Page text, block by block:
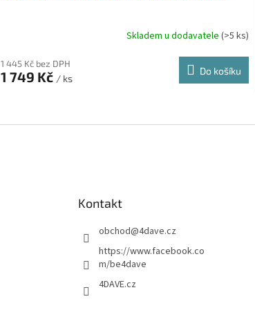
Skladem u dodavatele (>5 ks)
1 445 Kč bez DPH
1 749 Kč / ks
Do košíku
v
r
k
y
v
Kontakt
obchod@4dave.cz
https://www.facebook.co
m/be4dave
4DAVE.cz